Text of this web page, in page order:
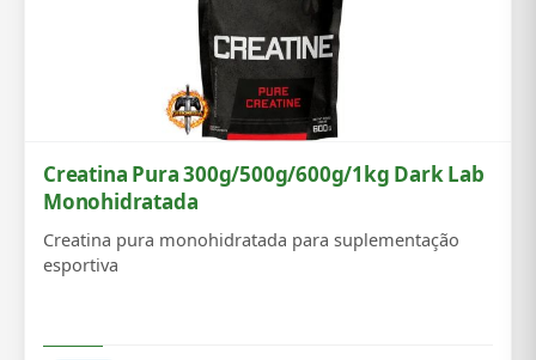
Creatina Pura 300g/500g/600g/1kg Dark Lab
Monohidratada
Creatina pura monohidratada para suplementação
esportiva